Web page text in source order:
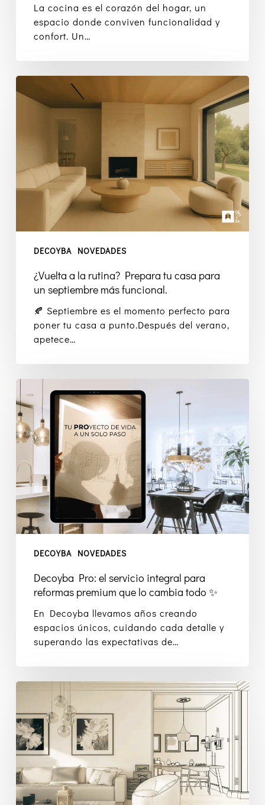
La cocina es el corazón del hogar, un
espacio donde conviven funcionalidad y
confort. Un…
¿Vuelta
a
casa
septiembre
DECOYBA NOVEDADES
¿Vuelta a la rutina? Prepara tu casa para
un septiembre más funcional.
🍂 Septiembre es el momento perfecto para
poner tu casa a punto.Después del verano,
apetece…
Pro:
el
servicio
integral
reformas
premium
que
lo
cambia
DECOYBA NOVEDADES
Decoyba Pro: el servicio integral para
reformas premium que lo cambia todo ✨
En Decoyba llevamos años creando
espacios únicos, cuidando cada detalle y
superando las expectativas de…
¿Por
las
reformas
ya
no
se
hacen
como